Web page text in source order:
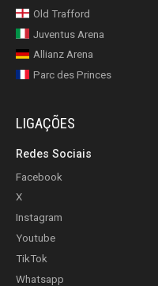
Old Trafford
Juventus Arena
Allianz Arena
Parc des Princes
LIGAÇÕES
Redes Sociais
Facebook
X
Instagram
Youtube
TikTok
Whatsapp